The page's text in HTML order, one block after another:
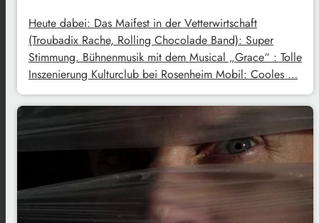
Heute dabei: Das Maifest in der Vetterwirtschaft
(Troubadix Rache, Rolling Chocolade Band): Super
Stimmung. Bühnenmusik mit dem Musical „Grace“ : Tolle
Inszenierung Kulturclub bei Rosenheim Mobil: Cooles …